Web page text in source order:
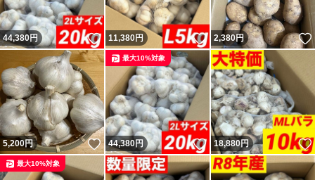
44,380円 いいね！
11,380円 いいね！
2,380円
5,200円 いいね！
44,380円 いいね！
最大10%対象
18,880円
最大10%対象